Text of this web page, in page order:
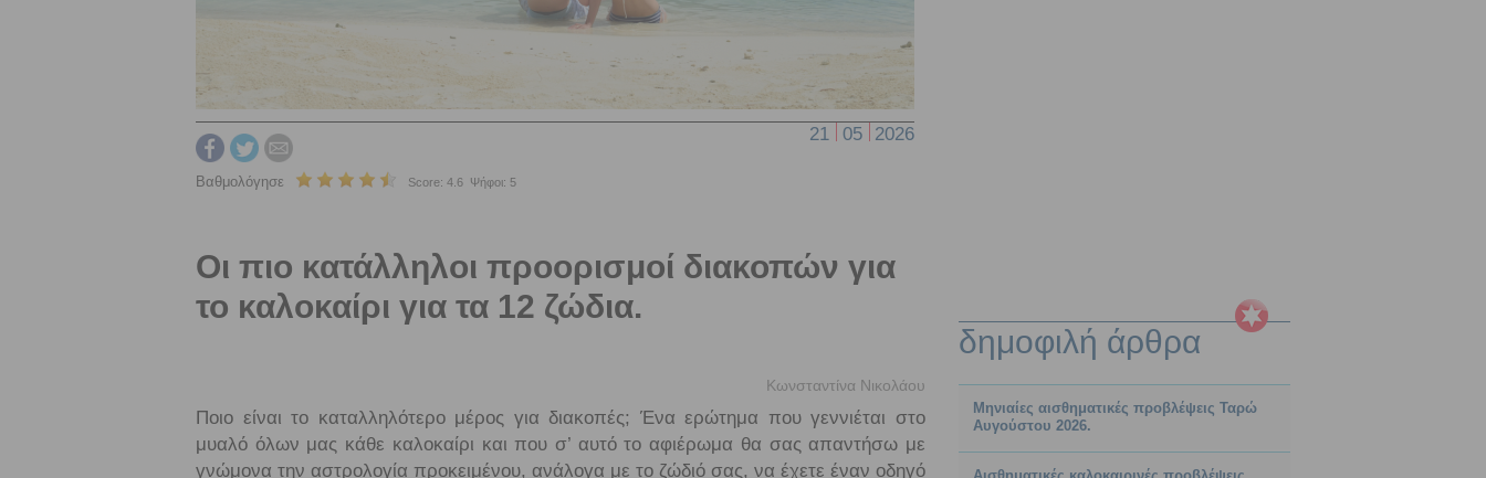
Βαθμολόγησε Score: 4.6 Ψήφοι: 5
21 05 2026
Οι πιο κατάλληλοι προορισμοί διακοπών για
το καλοκαίρι για τα 12 ζώδια.
Κωνσταντίνα Νικολάου
Ποιο είναι το καταλληλότερο μέρος για διακοπές; Ένα ερώτημα που γεννιέται στο
μυαλό όλων μας κάθε καλοκαίρι και που σ’ αυτό το αφιέρωμα θα σας απαντήσω με
γνώμονα την αστρολογία προκειμένου, ανάλογα με το ζώδιό σας, να έχετε έναν οδηγό
δημοφιλή άρθρα
Μηνιαίες αισθηματικές προβλέψεις Ταρώ
Αυγούστου 2026.